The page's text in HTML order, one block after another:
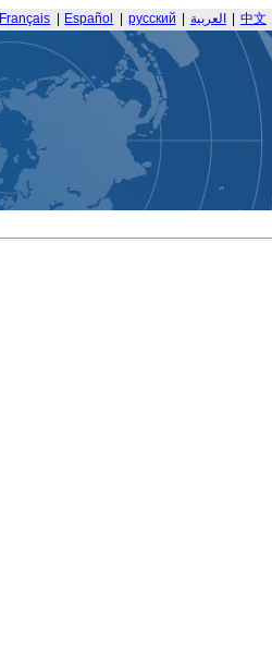
Français Español русский العربية 中文